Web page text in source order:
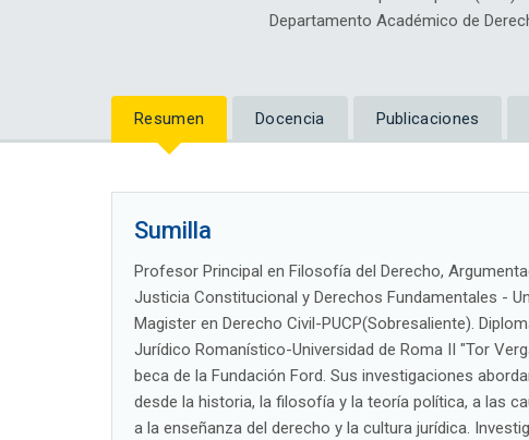
Departamento Académico de
Resumen Docencia Publicaciones
Sumilla
Profesor Principal en Filosofía del Derecho,
Justicia Constitucional y Derechos Fundamentales -
Magister en Derecho Civil-PUCP(Sobresaliente).
Jurídico Romanístico-Universidad de Roma II "Tor
beca de la Fundación Ford. Sus investigaciones
desde la historia, la filosofía y la teoría política, a las
a la enseñanza del derecho y la cultura jurídica.